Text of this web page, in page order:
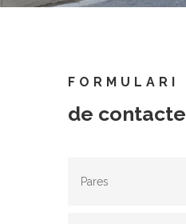
FORMULARI
de contacte